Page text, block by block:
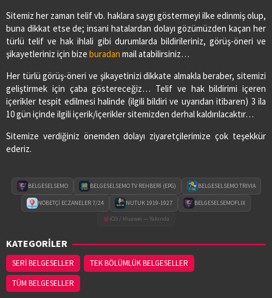
Sitemiz her zaman telif vb. haklara saygı göstermeyi ilke edinmiş olup,
buna dikkat etse de; insani hatalardan dolayı gözümüzden kaçan her
türlü telif ve hak ihlali gibi durumlarda bildirileriniz, görüş-öneri ve
şikayetleriniz için bize buradan mail atabilirsiniz…
Her türlü görüş-öneri ve şikayetinizi dikkate almakla beraber, sitemizi
geliştirmek için çaba göstereceğiz… Telif ve hak bildirimi içeren
içerikler tespit edilmesi halinde (ilgili bildiri ve uyarıdan itibaren) 3 ila
10 gün içinde ilgili içerik/içerikler sitemizden derhal kaldırılacaktır…
Sitemize verdiğiniz önemden dolayı ziyaretçilerimize çok teşekkür
ederiz.
BELGESELSEMO BELGESELSEMO TV REHBERİ (EPG) BELGESELSEMO TRIVIA
NÖBETÇİ ECZANELER 7/24 NUTUK 1919-1927
BELGESELSEMOFLIX
iOS / Huawei — Yakında
KATEGORİLER
SERİ BELGESELLER
TEK BÖLÜMLÜK BELGESELLER
TÜM BELGESELLER